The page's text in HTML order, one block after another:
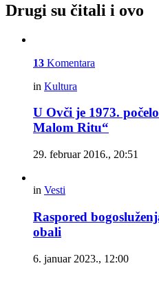
Drugi su čitali i ovo
13 Komentara
in Kultura
U Ovči je 1973.
Malom Ritu“
29. februar 2016., 20:51
in Vesti
Raspored
obali
6. januar 2023., 12:00